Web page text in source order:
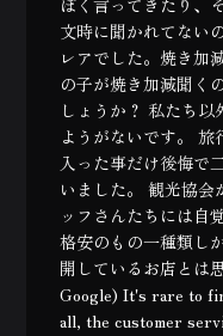
文時に聞かれてない
レアでした。焼き加
の子が焼き加減聞く
しょうか？ 私たち
ようがないです。
入った事だけ後悔で
いました。 観光協会
ッフさんたちには自
格安のもの一種類し
開しているお店とは
Google) It's rare to
all, the customer